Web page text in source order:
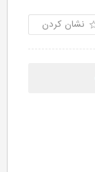
نشان کردن